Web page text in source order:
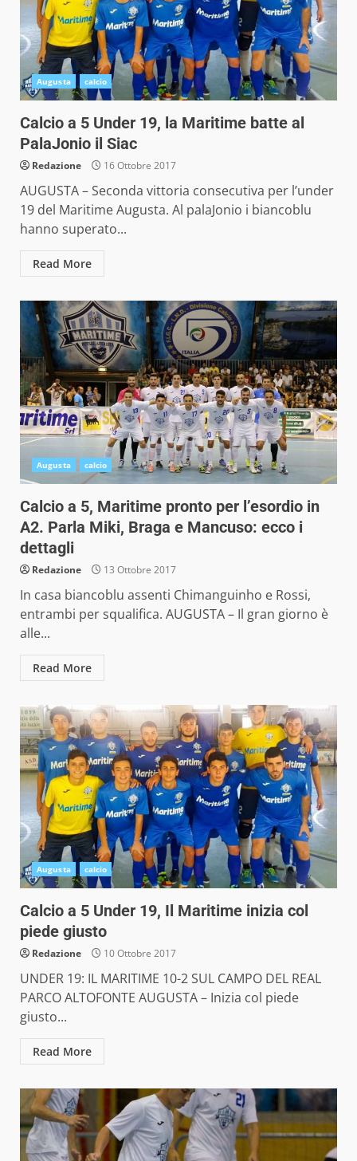
Augusta calcio
Calcio a 5 Under 19, la Maritime batte al
PalaJonio il Siac
Redazione 16 Ottobre 2017
AUGUSTA – Seconda vittoria consecutiva per l’under
19 del Maritime Augusta. Al palaJonio i biancoblu
hanno superato...
Read More
Augusta calcio
Calcio a 5, Maritime pronto per l’esordio in
A2. Parla Miki, Braga e Mancuso: ecco i
dettagli
Redazione 13 Ottobre 2017
In casa biancoblu assenti Chimanguinho e Rossi,
entrambi per squalifica. AUGUSTA – Il gran giorno è
alle...
Read More
Augusta calcio
Calcio a 5 Under 19, Il Maritime inizia col
piede giusto
Redazione 10 Ottobre 2017
UNDER 19: IL MARITIME 10-2 SUL CAMPO DEL REAL
PARCO ALTOFONTE AUGUSTA – Inizia col piede
giusto...
Read More